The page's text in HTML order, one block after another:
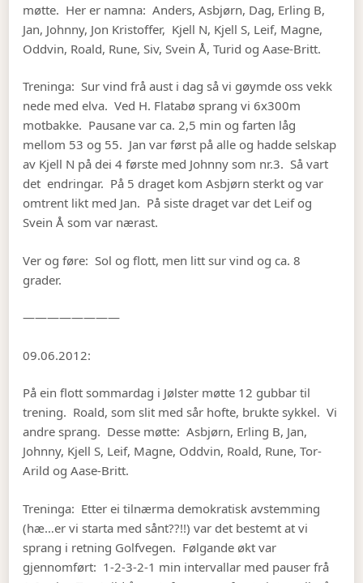
møtte. Her er namna: Anders, Asbjørn, Dag, Erling B,
Jan, Johnny, Jon Kristoffer, Kjell N, Kjell S, Leif, Magne,
Oddvin, Roald, Rune, Siv, Svein Å, Turid og Aase-Britt.
Treninga: Sur vind frå aust i dag så vi gøymde oss vekk
nede med elva. Ved H. Flatabø sprang vi 6x300m
motbakke. Pausane var ca. 2,5 min og farten låg
mellom 53 og 55. Jan var først på alle og hadde selskap
av Kjell N på dei 4 første med Johnny som nr.3. Så vart
det endringar. På 5 draget kom Asbjørn sterkt og var
omtrent likt med Jan. På siste draget var det Leif og
Svein Å som var nærast.
Ver og føre: Sol og flott, men litt sur vind og ca. 8
grader.
————————
09.06.2012:
På ein flott sommardag i Jølster møtte 12 gubbar til
trening. Roald, som slit med sår hofte, brukte sykkel. Vi
andre sprang. Desse møtte: Asbjørn, Erling B, Jan,
Johnny, Kjell S, Leif, Magne, Oddvin, Roald, Rune, Tor-
Arild og Aase-Britt.
Treninga: Etter ei tilnærma demokratisk avstemming
(hæ…er vi starta med sånt??!!) var det bestemt at vi
sprang i retning Golfvegen. Følgande økt var
gjennomført: 1-2-3-2-1 min intervallar med pauser frå